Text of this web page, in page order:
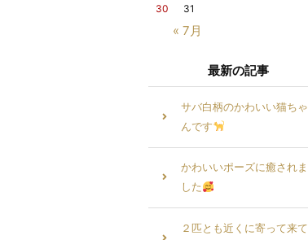
« 7月
30
31
最新の記事
サバ白柄のかわいい猫ちゃ
んです
かわいいポーズに癒されま
した
２匹とも近くに寄って来て